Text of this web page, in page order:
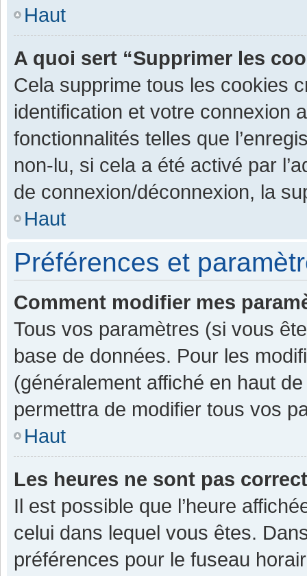
Haut
A quoi sert “Supprimer les
Cela supprime tous les cookies
identification et votre connexion
fonctionnalités telles que
non-lu, si cela a été activé par
de connexion/déconnexion, la
Haut
Préférences et
Comment modifier mes
Tous vos paramètres (si vous
base de données. Pour les
(généralement affiché en haut
permettra de modifier tous vos
Haut
Les heures ne sont pas
Il est possible que l’heure
celui dans lequel vous êtes.
préférences pour le fuseau